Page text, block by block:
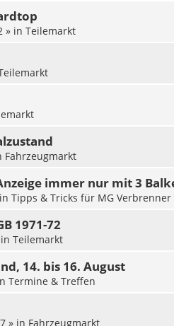
» in Teilemarkt
Fahrzeugmarkt
immer nur mit 3
Tipps & Tricks für MG
1971-72
Teilemarkt
14. bis 16. August
Termine & Treffen
» in Fahrzeugmarkt